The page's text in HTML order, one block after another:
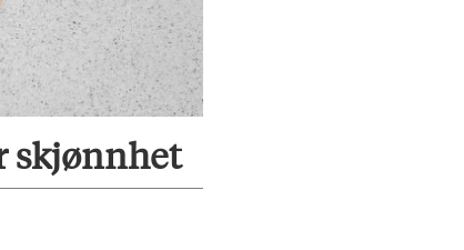
skjønnhet